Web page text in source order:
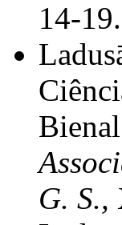
14-19.
G. S.,